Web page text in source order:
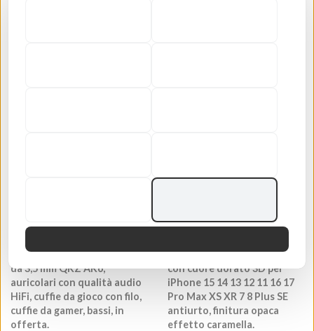
Auricolari cablati con cavo
da 3,5 mm QKZ AK6,
auricolari con qualità audio
HiFi, cuffie da gioco con filo,
cuffie da gamer, bassi, in
offerta.
Custodia morbida in silicone
con cuore dorato 3D per
iPhone 15 14 13 12 11 16 17
Pro Max XS XR 7 8 Plus SE
antiurto, finitura opaca
effetto caramella.